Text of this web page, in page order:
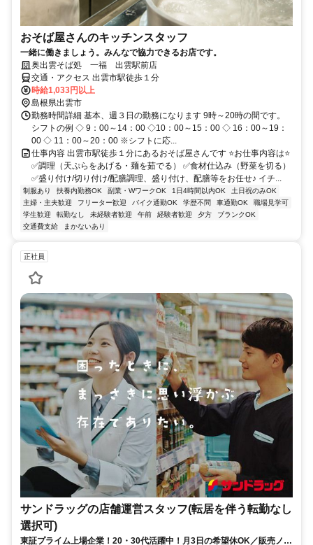
おそば屋さんのキッチンスタッフ
一緒に働きましょう。みんなで協力できるお店です。
奥出雲そば処 一福 出雲駅前店
交通・アクセス 出雲市駅徒歩１分
時給1,033円以上
島根県出雲市
勤務時間詳細 基本、週３日の勤務になります 9時～20時の間です。
シフトの例 ◇ 9：00～14：00 ◇10：00～15：00 ◇ 16：00～19：
00 ◇ 11：00～20：00 ※シフトに応...
仕事内容 出雲市駅徒歩１分にあるおそば屋さんです ⭐お仕事内容は⭐
✅調理（天ぷらをあげる・麺を茹でる） ✅食材仕込み（野菜を切る）
✅盛り付け/切り付け/配膳調理、盛り付け、配膳等をお任せ♪ イチ...
制服あり 扶養内勤務OK 副業・WワークOK 1日4時間以内OK
土日祝のみOK
主婦・主夫歓迎
フリーター歓迎 バイク通勤OK 学歴不問 車通勤OK
職場見学可
学生歓迎
転勤なし 未経験者歓迎 午前 経験者歓迎 夕方
ブランクOK
交通費支給
まかないあり
正社員
サンドラッグの店舗運営スタッフ(転居を伴う転勤なし
選択可)
東証プライム上場企業！20・30代活躍中！月3日の希望休OK／販売ノル